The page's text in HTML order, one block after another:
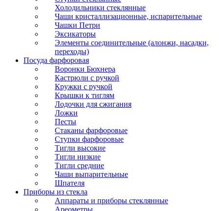
Холодильники стеклянные
Чаши кристаллизационные, испарительные
Чашки Петри
Эксикаторы
Элементы соединительные (алонжи, насадки,
переходы)
Посуда фарфоровая
Воронки Бюхнера
Кастрюли с ручкой
Кружки с ручкой
Крышки к тиглям
Лодочки для сжигания
Ложки
Песты
Стаканы фарфоровые
Ступки фарфоровые
Тигли высокие
Тигли низкие
Тигли средние
Чаши выпарительные
Шпателя
Приборы из стекла
Аппараты и приборы стеклянные
Ареометры